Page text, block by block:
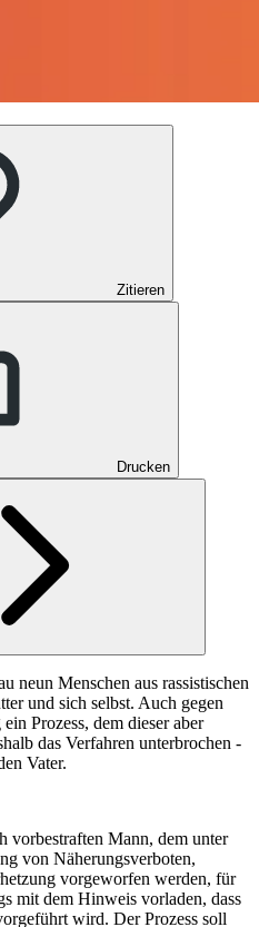
Zitieren
Drucken
neun Menschen aus rassistischen
und sich selbst. Auch gegen
Prozess, dem dieser aber
das Verfahren unterbrochen -
Vater.
Mann, dem unter
von Näherungsverboten,
vorgeworfen werden, für
mit dem Hinweis vorladen, dass
wird. Der Prozess soll